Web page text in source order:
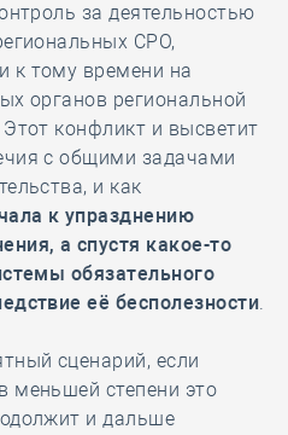
за деятельностью
СРО,
к тому времени на
органов региональной
конфликт и высветит
с общими задачами
и как
к упразднению
а спустя какое-то
обязательного
её бесполезности.
сценарий, если
меньшей степени это
и дальше